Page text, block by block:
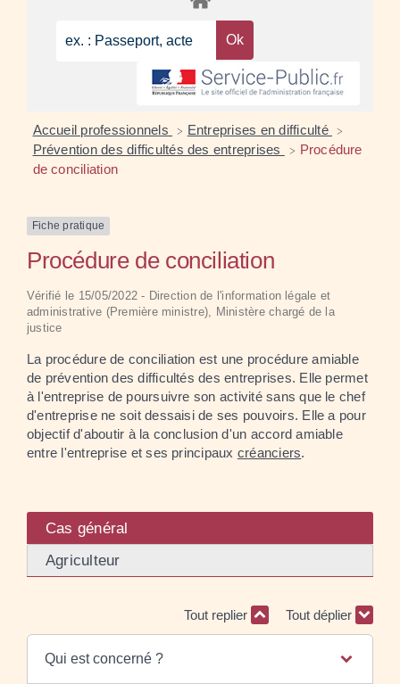
Accueil professionnels > Entreprises en difficulté >
Prévention des difficultés des entreprises > Procédure
de conciliation
Fiche pratique
Procédure de conciliation
Vérifié le 15/05/2022 - Direction de l'information légale et
administrative (Première ministre), Ministère chargé de la
justice
La procédure de conciliation est une procédure amiable
de prévention des difficultés des entreprises. Elle permet
à l'entreprise de poursuivre son activité sans que le chef
d'entreprise ne soit dessaisi de ses pouvoirs. Elle a pour
objectif d'aboutir à la conclusion d'un accord amiable
entre l'entreprise et ses principaux créanciers.
Cas général
Agriculteur
Tout replier Tout déplier
Qui est concerné ?